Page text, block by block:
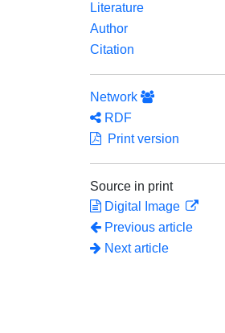
Literature
Author
Citation
Network
RDF
Print version
Source in print
Digital Image
Previous article
Next article